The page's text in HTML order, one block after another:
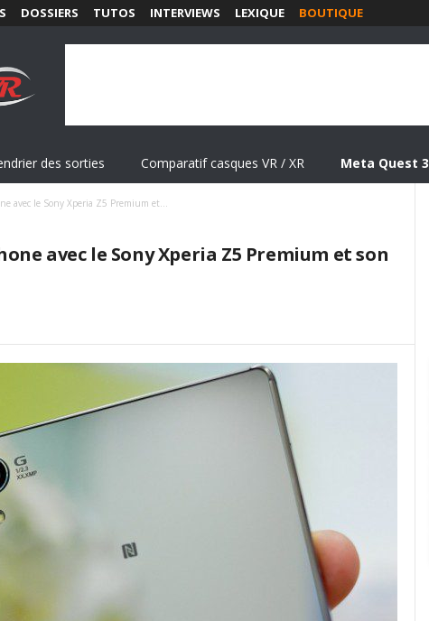
DOSSIERS TUTOS INTERVIEWS LEXIQUE BOUTIQUE
des sorties Comparatif casques VR / XR Meta Quest 3
avec le Sony Xperia Z5 Premium et...
avec le Sony Xperia Z5 Premium et son